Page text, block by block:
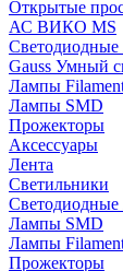
Открытые
АС ВИКО MS
Светодиодные
Gauss Умный
Лампы
Лампы SMD
Прожекторы
Аксессуары
Лента
Светильники
Лампы SMD
Лампы
Прожекторы